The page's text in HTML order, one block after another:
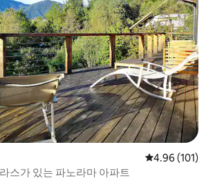
평점 4.96점(5
4.96 (101)
스가 있는 파노라마 아파트